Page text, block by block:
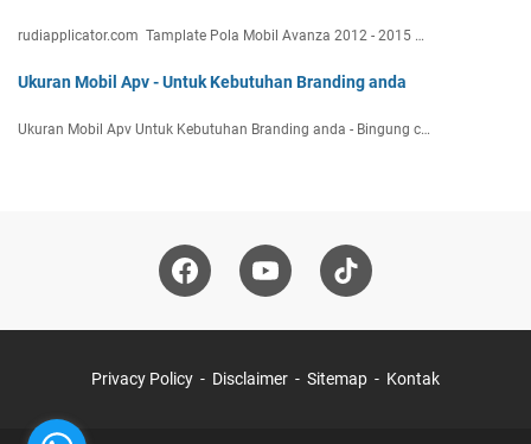
rudiapplicator.com Tamplate Pola Mobil Avanza 2012 - 2015 …
Ukuran Mobil Apv - Untuk Kebutuhan Branding anda
Ukuran Mobil Apv Untuk Kebutuhan Branding anda - Bingung c…
Privacy Policy Disclaimer Sitemap Kontak